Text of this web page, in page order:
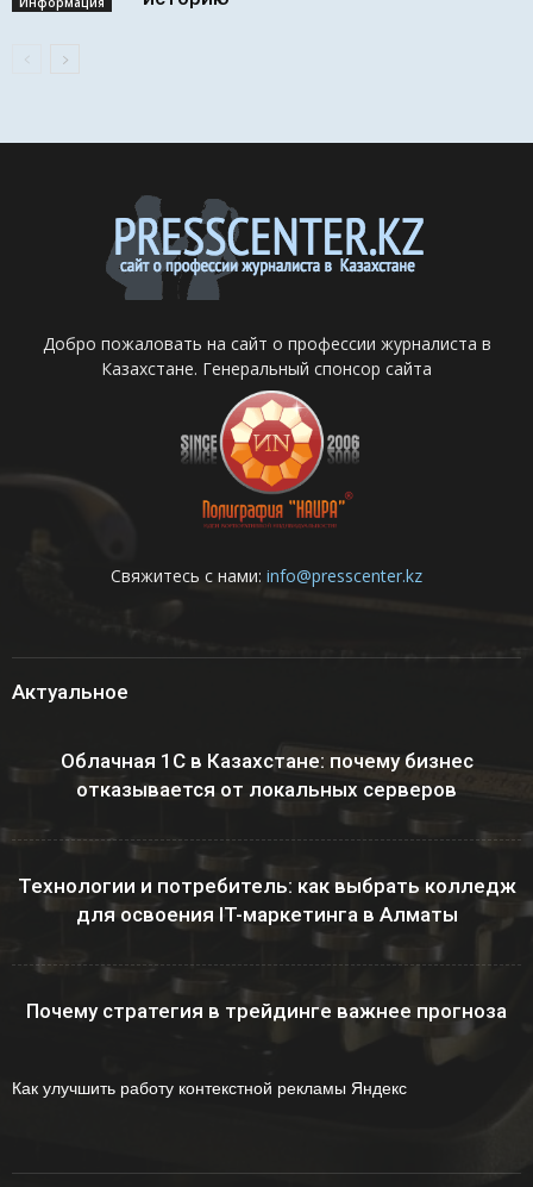
Добро пожаловать на сайт о профессии журналиста в
Казахстане. Генеральный спонсор сайта
Свяжитесь с нами: info@presscenter.kz
Актуальное
Облачная 1С в Казахстане: почему бизнес
отказывается от локальных серверов
Технологии и потребитель: как выбрать колледж
для освоения IT-маркетинга в Алматы
Почему стратегия в трейдинге важнее прогноза
Как улучшить работу контекстной рекламы Яндекс